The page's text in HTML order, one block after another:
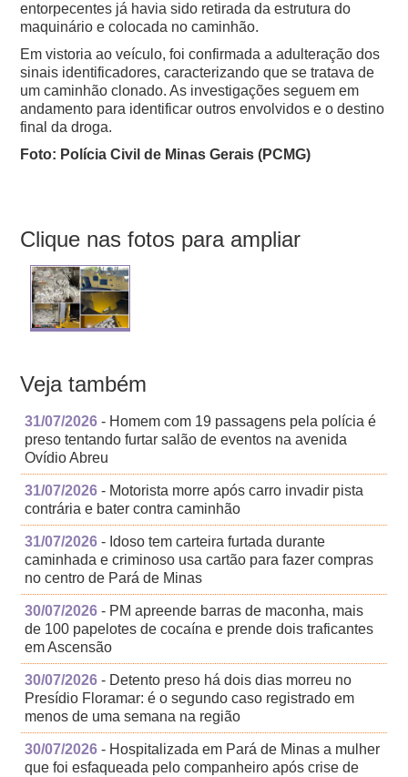
entorpecentes já havia sido retirada da estrutura do
maquinário e colocada no caminhão.
Em vistoria ao veículo, foi confirmada a adulteração dos
sinais identificadores, caracterizando que se tratava de
um caminhão clonado. As investigações seguem em
andamento para identificar outros envolvidos e o destino
final da droga.
Foto: Polícia Civil de Minas Gerais (PCMG)
Clique nas fotos para ampliar
Veja também
31/07/2026 - Homem com 19 passagens pela polícia é
preso tentando furtar salão de eventos na avenida
Ovídio Abreu
31/07/2026 - Motorista morre após carro invadir pista
contrária e bater contra caminhão
31/07/2026 - Idoso tem carteira furtada durante
caminhada e criminoso usa cartão para fazer compras
no centro de Pará de Minas
30/07/2026 - PM apreende barras de maconha, mais
de 100 papelotes de cocaína e prende dois traficantes
em Ascensão
30/07/2026 - Detento preso há dois dias morreu no
Presídio Floramar: é o segundo caso registrado em
menos de uma semana na região
30/07/2026 - Hospitalizada em Pará de Minas a mulher
que foi esfaqueada pelo companheiro após crise de